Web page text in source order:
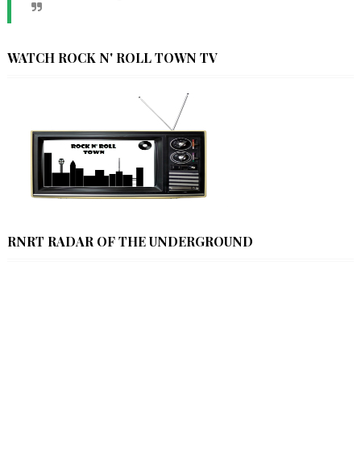
WATCH ROCK N' ROLL TOWN TV
RNRT RADAR OF THE UNDERGROUND